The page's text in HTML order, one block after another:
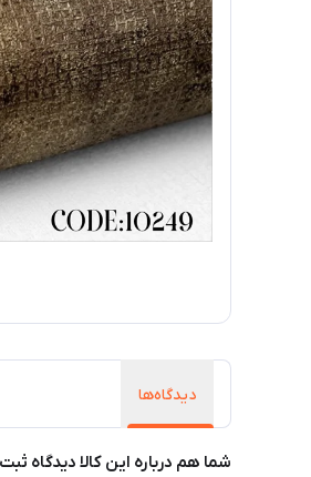
دیدگاه‌ها
شما هم درباره این کالا دیدگاه